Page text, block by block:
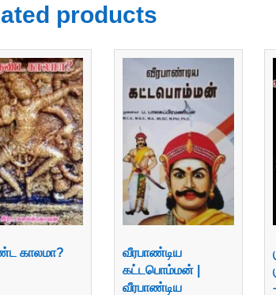
products
காலமா?
வீரபாண்டிய
கட்டபொம்மன் |
வீரபாண்டிய